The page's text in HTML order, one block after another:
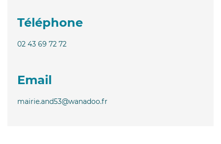
Téléphone
02 43 69 72 72
Email
mairie.and53@wanadoo.fr